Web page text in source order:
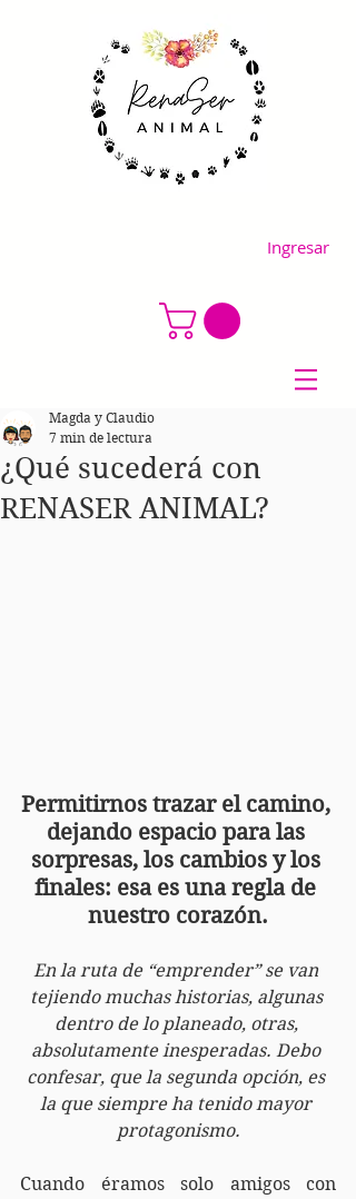
Ingresar
¿Qué sucederá con
RENASER ANIMAL?
Magda y Claudio
7 min de lectura
Permitirnos trazar el camino,
dejando espacio para las
sorpresas, los cambios y los
finales: esa es una regla de
nuestro corazón.
En la ruta de “emprender” se van
tejiendo muchas historias, algunas
dentro de lo planeado, otras,
absolutamente inesperadas. Debo
confesar, que la segunda opción, es
la que siempre ha tenido mayor
protagonismo.
Cuando éramos solo amigos con